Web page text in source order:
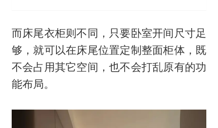
而床尾衣柜则不同，只要卧室开间尺寸足
够，就可以在床尾位置定制整面柜体，既
不会占用其它空间，也不会打乱原有的功
能布局。